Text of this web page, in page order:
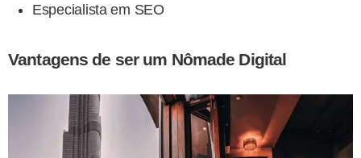
Especialista em SEO
Vantagens de ser um Nômade Digital